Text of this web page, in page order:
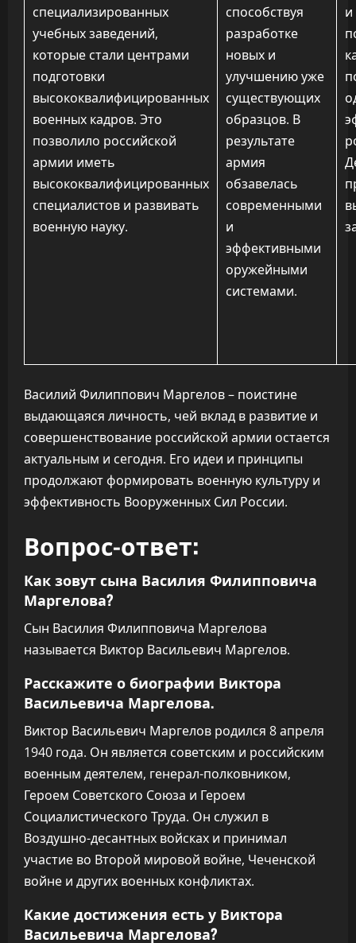
специализированных
учебных заведений,
которые стали центрами
подготовки
высококвалифицированных
военных кадров. Это
позволило российской
армии иметь
высококвалифицированных
специалистов и развивать
военную науку.
способствуя
разработке
новых и
улучшению уже
существующих
образцов. В
результате
армия
обзавелась
современными
и
эффективными
оружейными
системами.
и
Василий Филиппович Маргелов – поистине
выдающаяся личность, чей вклад в развитие и
совершенствование российской армии остается
актуальным и сегодня. Его идеи и принципы
продолжают формировать военную культуру и
эффективность Вооруженных Сил России.
Вопрос-ответ:
Как зовут сына Василия Филипповича
Маргелова?
Сын Василия Филипповича Маргелова
называется Виктор Васильевич Маргелов.
Расскажите о биографии Виктора
Васильевича Маргелова.
Виктор Васильевич Маргелов родился 8 апреля
1940 года. Он является советским и российским
военным деятелем, генерал-полковником,
Героем Советского Союза и Героем
Социалистического Труда. Он служил в
Воздушно-десантных войсках и принимал
участие во Второй мировой войне, Чеченской
войне и других военных конфликтах.
Какие достижения есть у Виктора
Васильевича Маргелова?